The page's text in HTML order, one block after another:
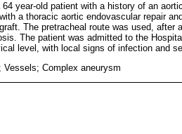
year-old patient with a history of an
a thoracic aortic endovascular repair
The pretracheal route was used,
The patient was admitted to the
level, with local signs of infection and
Vessels; Complex aneurysm